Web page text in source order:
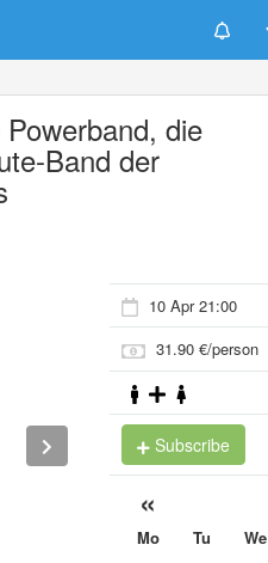
die
Band der
10 Apr 21:00
31.90 €/person
Subscribe
«
Mo Tu We